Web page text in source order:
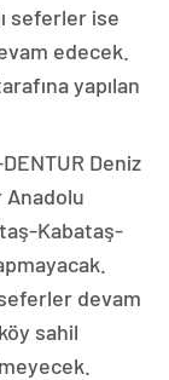
seferler ise
edecek.
yapılan
Deniz
Anadolu
Kabataş-
devam
sahil